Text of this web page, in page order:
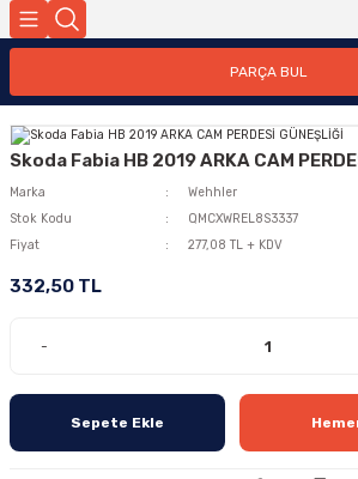
PARÇA BUL
Skoda Fabia HB 2019 ARKA CAM
Marka
Wehhler
Stok Kodu
QMCXWREL8S3337
Fiyat
277,08 TL + KDV
332,50 TL
-
Sepete Ekle